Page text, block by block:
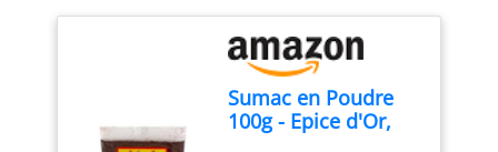
pour son goût acidulé
caractéristique.
Utilisation multiple: La
poudre de sumac confère
Sumac en Poudre
100g - Epice d'Or,